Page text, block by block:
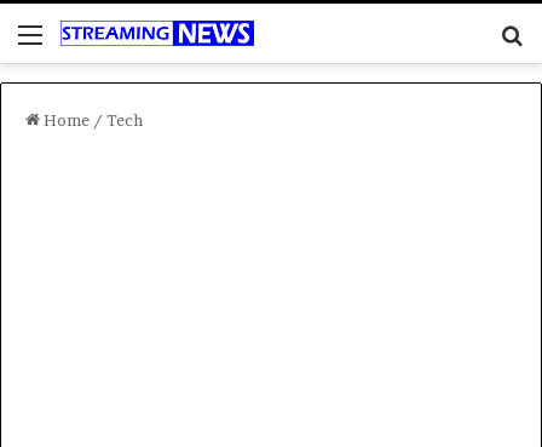
Menu
Home / Tech